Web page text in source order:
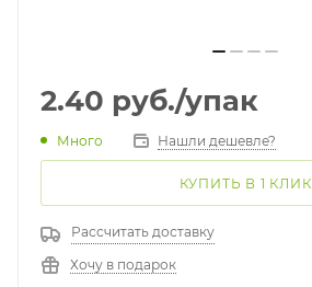
2.40 руб./упак
Много Нашли дешевле?
КУПИТЬ В 1 КЛИК
Рассчитать доставку
Хочу в подарок